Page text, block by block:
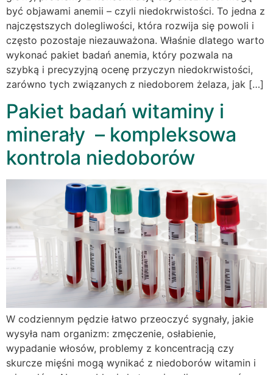
być objawami anemii – czyli niedokrwistości. To jedna z
najczęstszych dolegliwości, która rozwija się powoli i
często pozostaje niezauważona. Właśnie dlatego warto
wykonać pakiet badań anemia, który pozwala na
szybką i precyzyjną ocenę przyczyn niedokrwistości,
zarówno tych związanych z niedoborem żelaza, jak […]
Pakiet badań witaminy i
minerały – kompleksowa
kontrola niedoborów
W codziennym pędzie łatwo przeoczyć sygnały, jakie
wysyła nam organizm: zmęczenie, osłabienie,
wypadanie włosów, problemy z koncentracją czy
skurcze mięśni mogą wynikać z niedoborów witamin i